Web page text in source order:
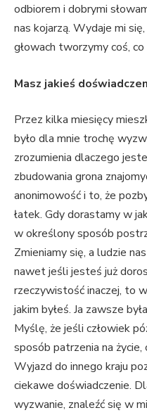
odbiorem i dobrymi
nas kojarzą. Wydaje mi
głowach tworzymy coś,
Masz jakieś
Przez kilka miesięcy
było dla mnie trochę
zrozumienia dlaczego
zbudowania grona
anonimowość i to, że
łatek. Gdy dorastamy w
w określony sposób
Zmieniamy się, a ludzie
nawet jeśli jesteś już
rzeczywistość inaczej, to
jakim byłeś. Ja zawsze
Myślę, że jeśli człowiek
sposób patrzenia na
Wyjazd do innego kraju
ciekawe doświadczenie.
wyzwanie, znaleźć się w